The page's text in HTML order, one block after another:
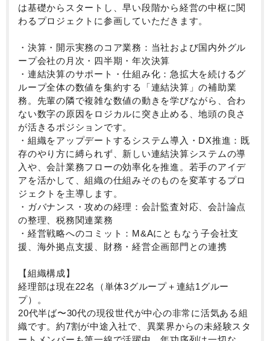
は基礎からスタートし、早い段階から経営の中枢に関
わるプロジェクトに参画していただきます。
・決算・開示実務のコア業務：当社および国内外グル
ープ会社の月次・四半期・年次決算
・連結決算のサポート・仕組み化：急拡大を続けるグ
ループ全体の数値を集約する「連結決算」の補助業
務。先輩の隣で複雑な数値の動きを学びながら、合わ
ない数字の原因をロジカルに突き止める、地頭の良さ
が活きるポジションです。
・組織をアップデートするシステム導入・DX推進：既
存のやり方に縛られず、新しい連結決算システムの導
入や、会計業務フローの効率化を推進。若手のアイデ
アを活かして、組織の仕組みそのものを変革するプロ
ジェクトを主導します。
・ガバナンス・攻めの経理：会計監査対応、会計論点
の整理、税務関連業務
・経営戦略へのコミット：M&Aにともなう子会社支
援、海外拠点支援、財務・経営企画部門との連携
【組織構成】
経理部は現在22名（単体3グループ＋連結1グルー
プ）。
20代半ば〜30代の現役世代が中心の非常に活気ある組
織です。約7割が中途入社で、異業界からの未経験スタ